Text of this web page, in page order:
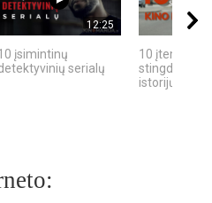
12:25
įsimintinų
serialų
10 įtemptų,
stingdančių
istorijų